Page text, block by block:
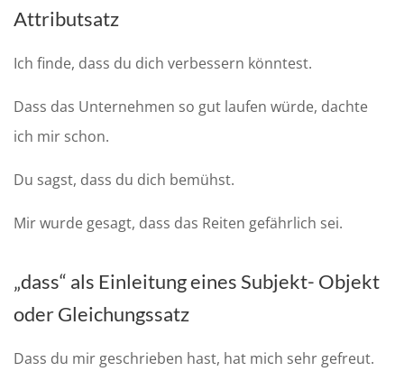
Attributsatz
Ich finde, dass du dich verbessern könntest.
Dass das Unternehmen so gut laufen würde, dachte
ich mir schon.
Du sagst, dass du dich bemühst.
Mir wurde gesagt, dass das Reiten gefährlich sei.
„dass“ als Einleitung eines Subjekt- Objekt
oder Gleichungssatz
Dass du mir geschrieben hast, hat mich sehr gefreut.